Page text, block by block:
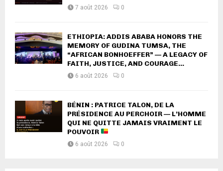
7 août 2026 0
ETHIOPIA: ADDIS ABABA HONORS THE
MEMORY OF GUDINA TUMSA, THE
“AFRICAN BONHOEFFER” — A LEGACY OF
FAITH, JUSTICE, AND COURAGE...
6 août 2026 0
BÉNIN : PATRICE TALON, DE LA
PRÉSIDENCE AU PERCHOIR — L’HOMME
QUI NE QUITTE JAMAIS VRAIMENT LE
POUVOIR
6 août 2026 0